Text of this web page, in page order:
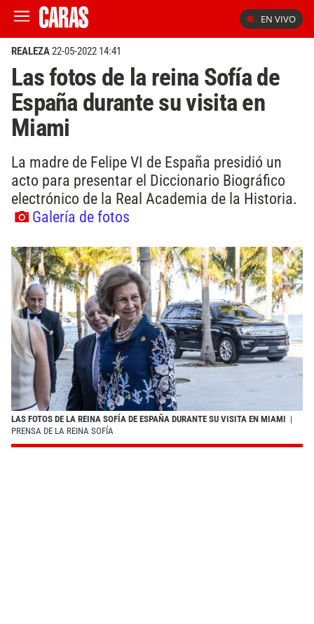
EN VIVO
REALEZA22-05-2022 14:41
Las fotos de la reina Sofía de
España durante su visita en
Miami
La madre de Felipe VI de España presidió un
acto para presentar el Diccionario Biográfico
electrónico de la Real Academia de la Historia.
Galería de fotos
LAS FOTOS DE LA REINA SOFÍA DE ESPAÑA DURANTE SU VISITA EN MIAMI |
PRENSA DE LA REINA SOFÍA